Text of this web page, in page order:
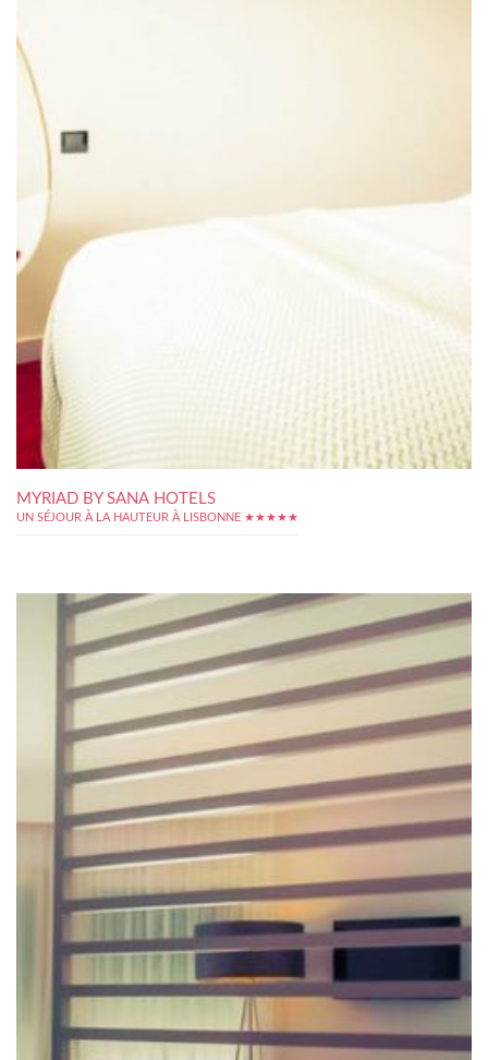
MYRIAD BY SANA HOTELS
UN SÉJOUR À LA HAUTEUR À LISBONNE ★★★★★